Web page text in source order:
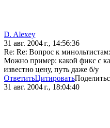
D. Alexey
31 авг. 2004 г., 14:56:36
Re: Re: Вопрос к
Можно пример: какой фикс с
известно цену, путь даже б/у
ОтветитьЦитировать
31 авг. 2004 г., 18:04:40